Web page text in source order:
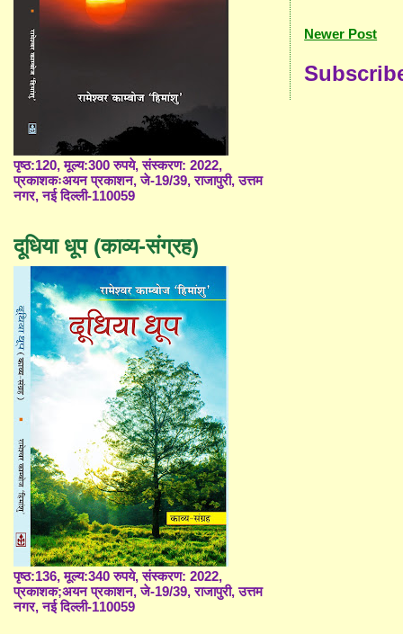
Newer Post
पृष्ठ:120, मूल्य:300 रुपये, संस्करण: 2022,
प्रकाशकःअयन प्रकाशन, जे-19/39, राजापुरी, उत्तम
नगर, नई दिल्ली-110059
दूधिया धूप (काव्य-संग्रह)
पृष्ठ:136, मूल्य:340 रुपये, संस्करण: 2022,
प्रकाशक;अयन प्रकाशन, जे-19/39, राजापुरी, उत्तम
नगर, नई दिल्ली-110059